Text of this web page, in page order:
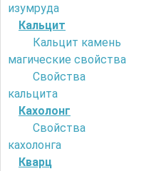
изумруда
Кальцит
Кальцит камень
магические свойства
Свойства
кальцита
Кахолонг
Свойства
кахолонга
Кварц